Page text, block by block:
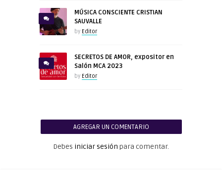
MÚSICA CONSCIENTE CRISTIAN
SAUVALLE
by Editor
SECRETOS DE AMOR, expositor en
Salón MCA 2023
by Editor
AGREGAR UN COMENTARIO
Debes iniciar sesión para comentar.